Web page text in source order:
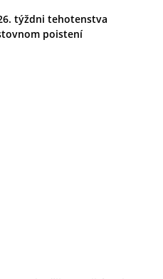
týždni tehotenstva
poistení